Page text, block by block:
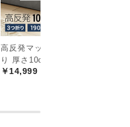
高反発マットレス 三つ折
り 厚さ10cm K
￥14,999